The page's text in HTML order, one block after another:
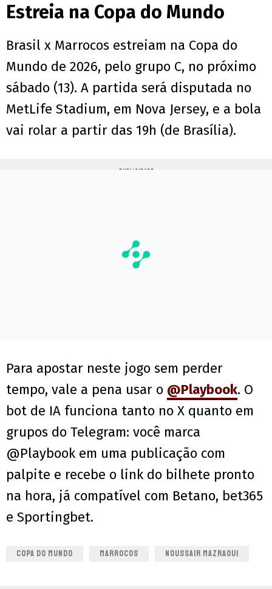
Estreia na Copa do Mundo
Brasil x Marrocos estreiam na Copa do
Mundo de 2026, pelo grupo C, no próximo
sábado (13). A partida será disputada no
MetLife Stadium, em Nova Jersey, e a bola
vai rolar a partir das 19h (de Brasília).
PUBLICIDADE
Para apostar neste jogo sem perder
tempo, vale a pena usar o @Playbook. O
bot de IA funciona tanto no X quanto em
grupos do Telegram: você marca
@Playbook em uma publicação com
palpite e recebe o link do bilhete pronto
na hora, já compatível com Betano, bet365
e Sportingbet.
COPA DO MUNDO MARROCOS NOUSSAIR MAZRAOUI